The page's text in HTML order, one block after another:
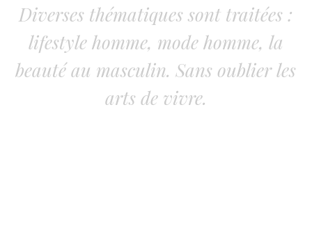
Diverses thématiques sont traitées :
lifestyle homme, mode homme, la
beauté au masculin. Sans oublier les
arts de vivre.